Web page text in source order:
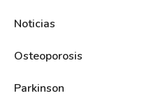
Noticias
Osteoporosis
Parkinson